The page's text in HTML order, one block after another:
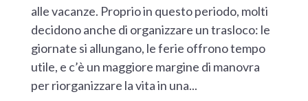
alle vacanze. Proprio in questo periodo, molti
decidono anche di organizzare un trasloco: le
giornate si allungano, le ferie offrono tempo
utile, e c’è un maggiore margine di manovra
per riorganizzare la vita in una...